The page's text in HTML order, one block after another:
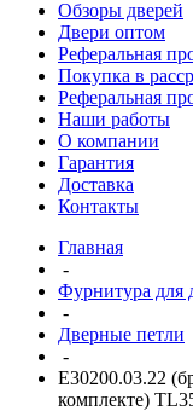
Обзоры дверей
Двери оптом
Реферальная
Покупка в
Реферальная
Наши работы
О компании
Гарантия
Доставка
Контакты
Главная
-
Фурнитура для
-
Дверные петли
-
E30200.03.22
комплекте)